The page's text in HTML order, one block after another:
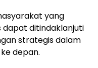
yang
dapat ditindaklanjuti
strategis dalam
depan.